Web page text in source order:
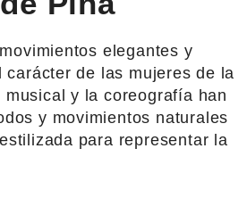
elegantes y
de las mujeres de la
y la coreografía han
y movimientos naturales
para representar la